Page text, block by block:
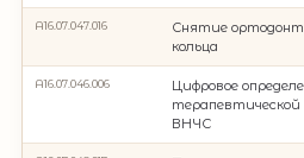
A16.07.047.016
Снятие
кольца
A16.07.046.006
Цифровое
терапевтической
ВНЧС